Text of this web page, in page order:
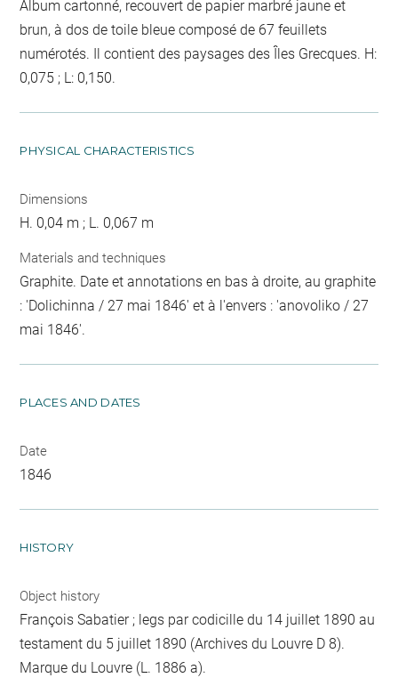
Album cartonné, recouvert de papier marbré jaune et
brun, à dos de toile bleue composé de 67 feuillets
numérotés. Il contient des paysages des Îles Grecques. H:
0,075 ; L: 0,150.
PHYSICAL CHARACTERISTICS
Dimensions
H. 0,04 m ; L. 0,067 m
Materials and techniques
Graphite. Date et annotations en bas à droite, au graphite
: 'Dolichinna / 27 mai 1846' et à l'envers : 'anovoliko / 27
mai 1846'.
PLACES AND DATES
Date
1846
HISTORY
Object history
François Sabatier ; legs par codicille du 14 juillet 1890 au
testament du 5 juillet 1890 (Archives du Louvre D 8).
Marque du Louvre (L. 1886 a).